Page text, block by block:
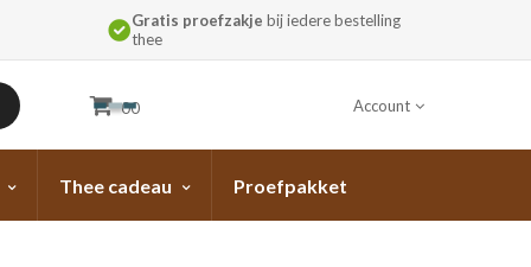
Gratis proefzakje bij iedere bestelling
thee
00 Account
Thee cadeau Proefpakket